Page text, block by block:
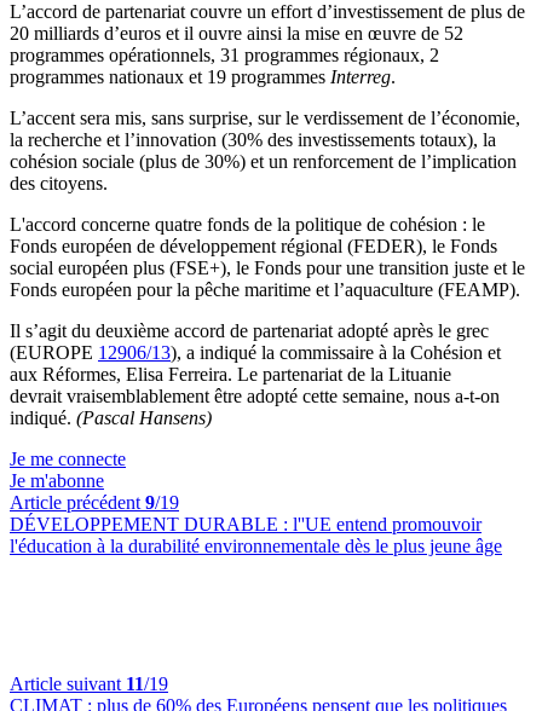
L’accord de partenariat couvre un effort d’investissement de plus de
20 milliards d’euros et il ouvre ainsi la mise en œuvre de 52
programmes opérationnels, 31 programmes régionaux, 2
programmes nationaux et 19 programmes Interreg.
L’accent sera mis, sans surprise, sur le verdissement de l’économie,
la recherche et l’innovation (30% des investissements totaux), la
cohésion sociale (plus de 30%) et un renforcement de l’implication
des citoyens.
L'accord concerne quatre fonds de la politique de cohésion : le
Fonds européen de développement régional (FEDER), le Fonds
social européen plus (FSE+), le Fonds pour une transition juste et le
Fonds européen pour la pêche maritime et l’aquaculture (FEAMP).
Il s’agit du deuxième accord de partenariat adopté après le grec
(EUROPE 12906/13), a indiqué la commissaire à la Cohésion et
aux Réformes, Elisa Ferreira. Le partenariat de la Lituanie
devrait vraisemblablement être adopté cette semaine, nous a-t-on
indiqué. (Pascal Hansens)
Je me connecte
Je m'abonne
Article précédent 9/19
DÉVELOPPEMENT DURABLE : l''UE entend promouvoir
l'éducation à la durabilité environnementale dès le plus jeune âge
Article suivant 11/19
CLIMAT : plus de 60% des Européens pensent que les politiques